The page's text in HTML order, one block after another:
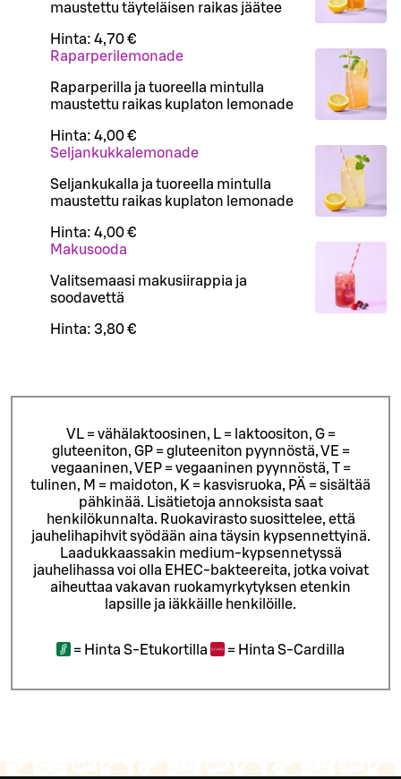
maustettu täyteläisen raikas jäätee
Hinta: 4,70 €
Raparperilemonade
Raparperilla ja tuoreella mintulla
maustettu raikas kuplaton lemonade
Hinta: 4,00 €
Seljankukkalemonade
Seljankukalla ja tuoreella mintulla
maustettu raikas kuplaton lemonade
Hinta: 4,00 €
Makusooda
Valitsemaasi makusiirappia ja
soodavettä
Hinta: 3,80 €
VL = vähälaktoosinen, L = laktoositon, G =
gluteeniton, GP = gluteeniton pyynnöstä, VE =
vegaaninen, VEP = vegaaninen pyynnöstä, T =
tulinen, M = maidoton, K = kasvisruoka, PÄ = sisältää
pähkinää. Lisätietoja annoksista saat
henkilökunnalta. Ruokavirasto suosittelee, että
jauhelihapihvit syödään aina täysin kypsennettyinä.
Laadukkaassakin medium-kypsennetyssä
jauhelihassa voi olla EHEC-bakteereita, jotka voivat
aiheuttaa vakavan ruokamyrkytyksen etenkin
lapsille ja iäkkäille henkilöille.
= Hinta S-Etukortilla = Hinta S-Cardilla